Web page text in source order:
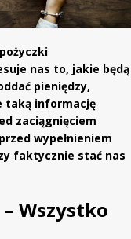
nas to, jakie będą
pieniędzy,
taką informację
zaciągnięciem
wypełnieniem
faktycznie stać nas
Wszystko